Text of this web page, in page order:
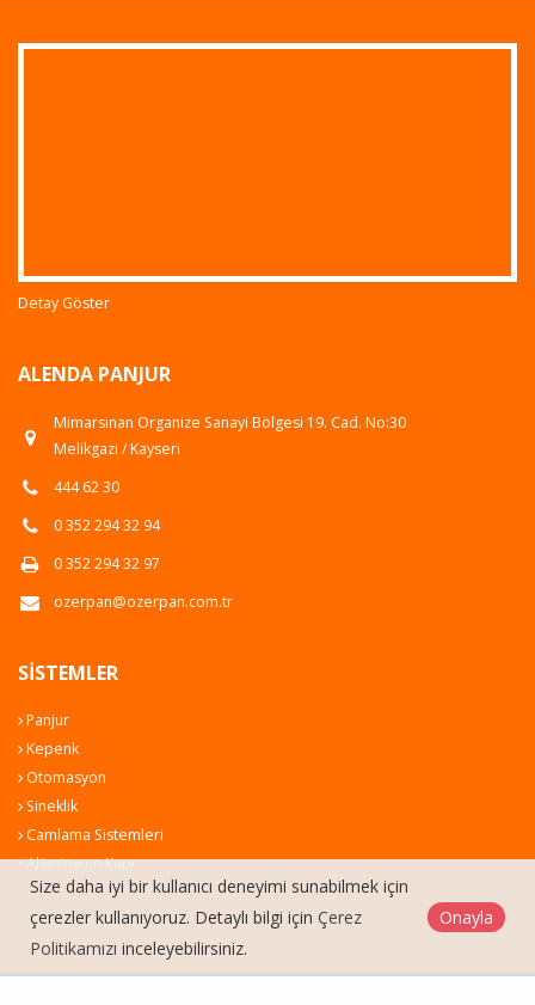
Detay Göster
ALENDA PANJUR
Mimarsinan Organize Sanayi Bölgesi 19. Cad. No:30
Melikgazi / Kayseri
444 62 30
0 352 294 32 94
0 352 294 32 97
ozerpan@ozerpan.com.tr
SISTEMLER
Panjur
Kepenk
Otomasyon
Sineklik
Camlama Sistemleri
Alüminyum Kapı
Size daha iyi bir kullanıcı deneyimi sunabilmek için
çerezler kullanıyoruz. Detaylı bilgi için Çerez
Politikamızı inceleyebilirsiniz.
Onayla